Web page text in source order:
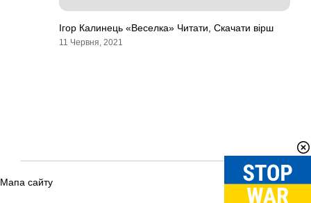
Ігор Калинець «Веселка» Читати, Скачати вірш
11 Червня, 2021
Мапа сайту